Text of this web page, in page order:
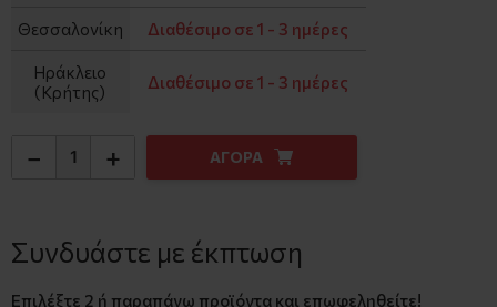
Θεσσαλονίκη Διαθέσιμο σε 1 - 3 ημέρες
Ηράκλειο
(Κρήτης)
Διαθέσιμο σε 1 - 3 ημέρες
− + ΑΓΟΡΑ
Συνδυάστε με έκπτωση
Επιλέξτε 2 ή παραπάνω προϊόντα και επωφεληθείτε!